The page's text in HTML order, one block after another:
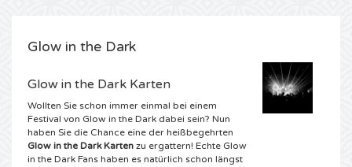
England
Spanien
Kensington Karten
Snoop Dogg Karten
DGTL Karten
Awakenings Karten
Kickboxen
Rugby
Armin van Buuren karten
Reverze Karten
Theater
TAFKAL Karten
Andere
Glow in the Dark
Glow in the Dark Karten
Wollten Sie schon immer einmal bei einem
Festival von Glow in the Dark dabei sein? Nun
haben Sie die Chance eine der heißbegehrten
Glow in the Dark Karten zu ergattern! Echte Glow
in the Dark Fans haben es natürlich schon längst